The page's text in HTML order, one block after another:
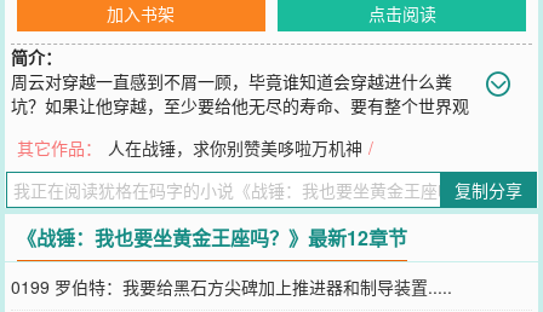
加入书架
点击阅读
简介：
周云对穿越一直感到不屑一顾，毕竟谁知道会穿越进什么粪
坑？如果让他穿越，至少要给他无尽的寿命、要有整个世界观
要穿越到绝对安全的地方，要有亿万信徒信仰他，要有无数世界被他
统治，要有同时融合长生流、马甲流、领主流、无敌流、家族流、多
子多福流和无敌流的金手指，而且他最好什么也不用干，在那里坐着
就可以————于是.....泰拉，皇宫，黄金王座之上，周云睁开了眼
睛，“哎？我也要坐黄金王座吗？”
您要是觉得《
战锤：我也要坐黄金王座吗？》还不错的话请不要忘记
向您QQ群和微博微信里的朋友推荐哦！
其它作品： 人在战锤，求你别赞美哆啦万机神 /
复制分享
《战锤：我也要坐黄金王座吗？》最新12章节
0199 罗伯特：我要给黑石方尖碑加上推进器和制导装置.....